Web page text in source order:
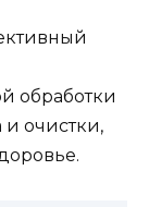
обработки
очистки,